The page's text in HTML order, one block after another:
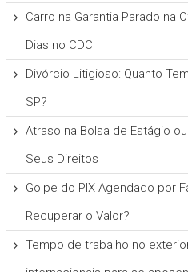
Carro na Garantia Parado na
Dias no CDC
Divórcio Litigioso: Quanto
SP?
Atraso na Bolsa de Estágio
Seus Direitos
Golpe do PIX Agendado por
Recuperar o Valor?
Tempo de trabalho no